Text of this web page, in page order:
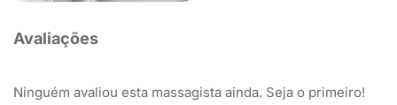
Avaliações
Ninguém avaliou esta massagista ainda. Seja o primeiro!